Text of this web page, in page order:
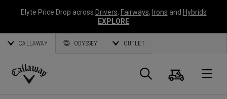
Elyte Price Drop across Drivers, Fairways, Irons and Hybrids
EXPLORE
CALLAWAY ODYSSEY OUTLET
Callaway
Suche